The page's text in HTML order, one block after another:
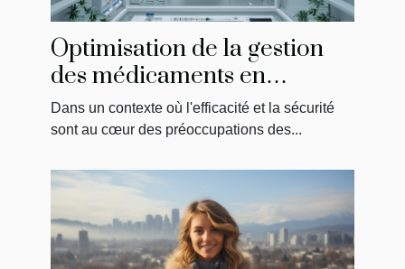
Optimisation de la gestion
des médicaments en
établissements de soins
Dans un contexte où l'efficacité et la sécurité
sont au cœur des préoccupations des...